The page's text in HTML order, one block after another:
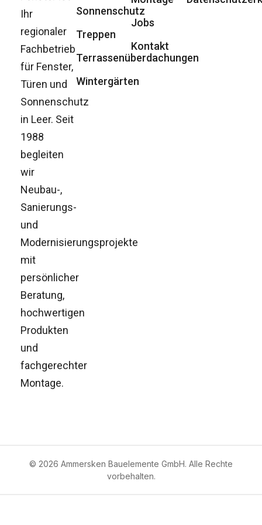
Ihr
regionaler
Fachbetrieb
für Fenster,
Türen und
Sonnenschutz
in Leer. Seit
1988
begleiten
wir
Neubau-,
Sanierungs-
und
Modernisierungsprojekte
mit
persönlicher
Beratung,
hochwertigen
Produkten
und
fachgerechter
Montage.
Sonnenschutz
Treppen
Terrassenüberdachungen
Wintergärten
Jobs
Kontakt
© 2026 Ammersken Bauelemente GmbH. Alle Rechte
vorbehalten.